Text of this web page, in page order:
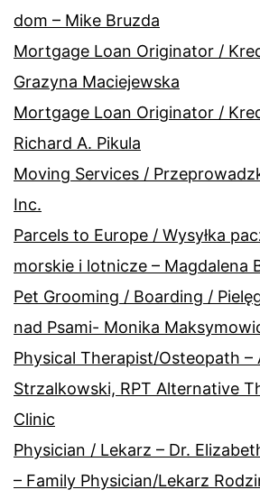
dom – Mike Bruzda
Mortgage Loan Originator /
Grazyna Maciejewska
Mortgage Loan Originator /
Richard A. Pikula
Moving Services /
Inc.
Parcels to Europe / Wysyłka
morskie i lotnicze – Magdalena
Pet Grooming / Boarding /
nad Psami- Monika
Physical Therapist/Osteopath –
Strzalkowski, RPT Alternative
Clinic
Physician / Lekarz – Dr.
– Family Physician/Lekarz